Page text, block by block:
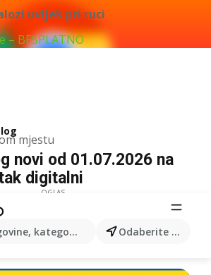
uvijek pri ruci
– BESPLATNO
mjestu
kategorije, proizvode... Odaberite grad
novi od 01.07.2026 na
digitalni
OGLAS